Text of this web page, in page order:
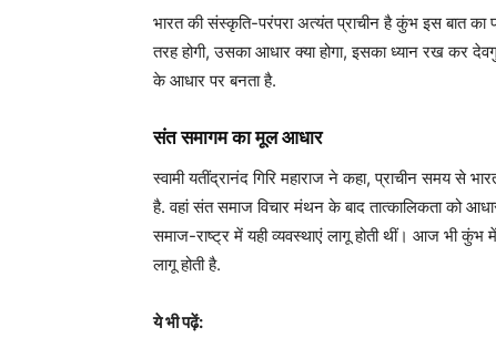
भारत की संस्कृति-परंपरा अत्यंत प्राचीन है कुंभ इस बात
तरह होगी, उसका आधार क्या होगा, इसका ध्यान रख कर
के आधार पर बनता है.
संत समागम का मूल आधार
स्वामी यतींद्रानंद गिरि महाराज ने कहा, प्राचीन समय से
है. वहां संत समाज विचार मंथन के बाद तात्कालिकता को
समाज-राष्ट्र में यही व्यवस्थाएं लागू होती थीं। आज भी
लागू होती है.
ये भी पढ़ें: